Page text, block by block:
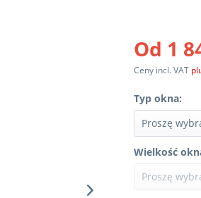
Od 1
Ceny incl. VAT
Typ okna:
Wielkość